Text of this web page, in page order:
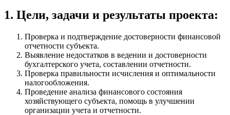
1. Цели, задачи и результаты проекта:
Проверка и подтверждение достоверности финансовой
отчетности субъекта.
Выявление недостатков в ведении и достоверности
бухгалтерского учета, составлении отчетности.
Проверка правильности исчисления и оптимальности
налогообложения.
Проведение анализа финансового состояния
хозяйствующего субъекта, помощь в улучшении
организации учета и отчетности.